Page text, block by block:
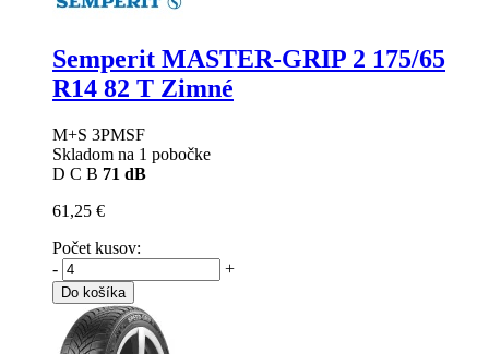
Semperit MASTER-GRIP 2 175/65
R14 82 T Zimné
M+S 3PMSF
Skladom na 1 pobočke
D C B 71 dB
61,25 €
Počet kusov:
-
+
Do košíka